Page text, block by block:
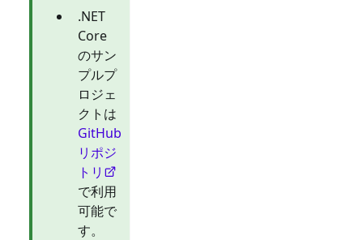
.NET
Core
のサン
プルプ
ロジェ
クトは
GitHub
リポジ
トリ
で利用
可能で
す。